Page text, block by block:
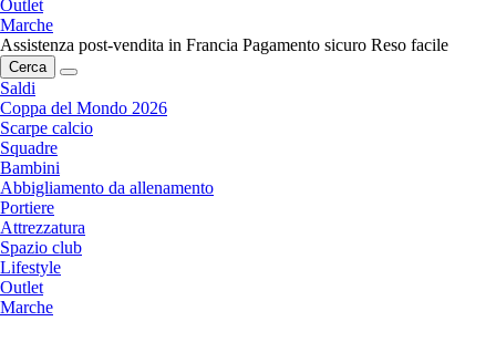
Outlet
Marche
Assistenza post-vendita in Francia Pagamento sicuro Reso facile
Cerca
Saldi
Coppa del Mondo 2026
Scarpe calcio
Squadre
Bambini
Abbigliamento da allenamento
Portiere
Attrezzatura
Spazio club
Lifestyle
Outlet
Marche